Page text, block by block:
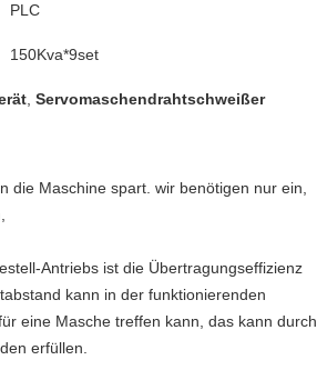
PLC
150Kva*9set
Servomaschendrahtschweißer
Maschine spart. wir benötigen nur ein,
Antriebs ist die Übertragungseffizienz
kann in der funktionierenden
eine Masche treffen kann, das kann durch
erfüllen.